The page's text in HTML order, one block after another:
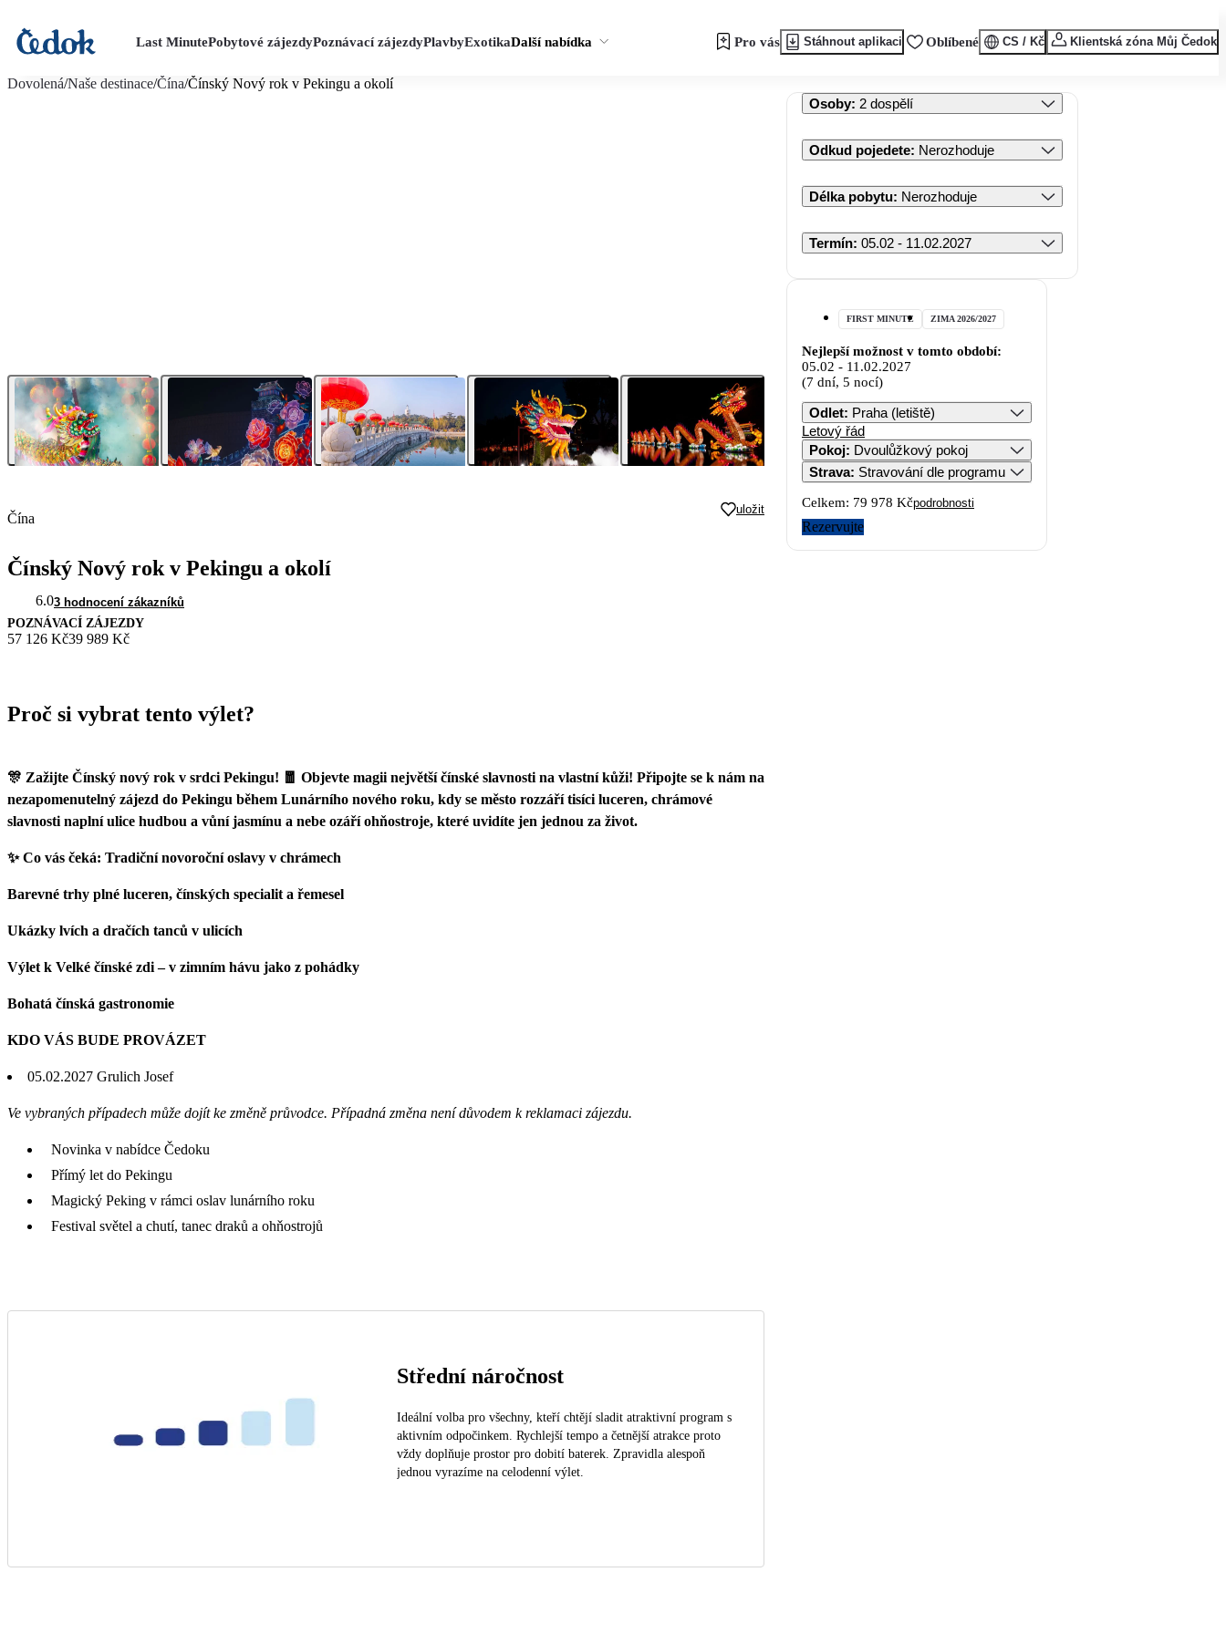
Last MinutePobytové zájezdyPoznávací zájezdyPlavbyExotikaDalší nabídka Pro vás Stáhnout aplikaci Oblíbené CS / Kč Klientská zóna Můj Čedok
Dovolená/Naše destinace/Čína/Čínský Nový rok v Pekingu a okolí
Čína
uložit
Čínský Nový rok v Pekingu a okolí
6.03 hodnocení zákazníků
POZNÁVACÍ ZÁJEZDY
57 126 Kč39 989 Kč
Proč si vybrat tento výlet?
🎊 Zažijte Čínský nový rok v srdci Pekingu! 🧧 Objevte magii největší čínské slavnosti na vlastní kůži! Připojte se k nám na
nezapomenutelný zájezd do Pekingu během Lunárního nového roku, kdy se město rozzáří tisíci luceren, chrámové
slavnosti naplní ulice hudbou a vůní jasmínu a nebe ozáří ohňostroje, které uvidíte jen jednou za život.
✨ Co vás čeká: Tradiční novoroční oslavy v chrámech
Barevné trhy plné luceren, čínských specialit a řemesel
Ukázky lvích a dračích tanců v ulicích
Výlet k Velké čínské zdi – v zimním hávu jako z pohádky
Bohatá čínská gastronomie
KDO VÁS BUDE PROVÁZET
05.02.2027 Grulich Josef
Ve vybraných případech může dojít ke změně průvodce. Případná změna není důvodem k reklamaci zájezdu.
Novinka v nabídce Čedoku
Přímý let do Pekingu
Magický Peking v rámci oslav lunárního roku
Festival světel a chutí, tanec draků a ohňostrojů
Střední náročnost
Ideální volba pro všechny, kteří chtějí sladit atraktivní program s
aktivním odpočinkem. Rychlejší tempo a četnější atrakce proto
vždy doplňuje prostor pro dobití baterek. Zpravidla alespoň
jednou vyrazíme na celodenní výlet.
Osoby: 2 dospělí
Odkud pojedete: Nerozhoduje
Délka pobytu: Nerozhoduje
Termín: 05.02 - 11.02.2027
FIRST MINUTE ZIMA 2026/2027
Nejlepší možnost v tomto období:
05.02 - 11.02.2027
(7 dní, 5 nocí)
Odlet: Praha (letiště)
Letový řád
Pokoj: Dvoulůžkový pokoj
Strava: Stravování dle programu
Celkem: 79 978 Kčpodrobnosti
Rezervujte